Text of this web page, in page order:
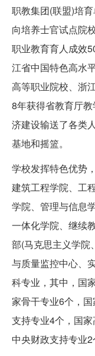
职教集团(联盟)培
向培养士官试点院
职业教育育人成效
江省中国特色高水
高等职业院校、浙
8年获得省教育厅
济建设输送了各类
基地和摇篮。
学校发挥特色优势
建筑工程学院、工
学院、管理与信息
一体化学院、继续
部(马克思主义学院
与质量监控中心、
科专业，其中，国
家骨干专业6个，
支持专业4个，国
中央财政支持专业2